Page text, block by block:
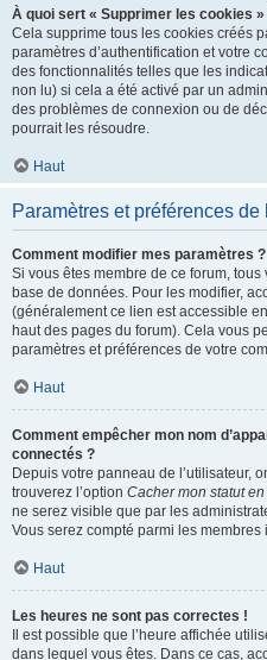
À quoi sert « Supprimer les cookies »
Cela supprime tous les cookies créés
paramètres d’authentification et votre
des fonctionnalités telles que les
non lu) si cela a été activé par un
des problèmes de connexion ou de
pourrait les résoudre.
Haut
Paramètres et préférences de
Comment modifier mes paramètres ?
Si vous êtes membre de ce forum,
base de données. Pour les modifier,
(généralement ce lien est accessible
haut des pages du forum). Cela vous
paramètres et préférences de votre
Haut
Comment empêcher mon nom
connectés ?
Depuis votre panneau de l’utilisateur,
trouverez l’option Cacher mon statut
ne serez visible que par les
Vous serez compté parmi les membres
Haut
Les heures ne sont pas correctes !
Il est possible que l’heure affichée
dans lequel vous êtes. Dans ce cas,